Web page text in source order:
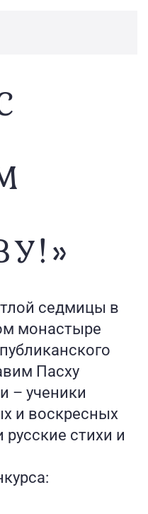
седмицы в
монастыре
Пасху
– ученики
и воскресных
стихи и